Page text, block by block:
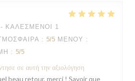
- ΚΑΛΕΣΜΈΝΟΙ 1
: 5/5 ΜΕΝΟΎ :
: 5/5
σε αυτή την αξιολόγηση
beau retour, merci ! Savoir que